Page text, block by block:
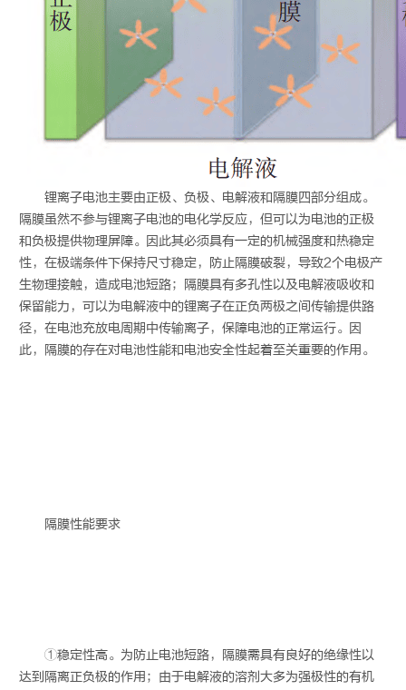
锂离子电池主要由正极、负极、电解液和隔膜四部分组成。
隔膜虽然不参与锂离子电池的电化学反应，但可以为电池的正极
和负极提供物理屏障。因此其必须具有一定的机械强度和热稳定
性，在极端条件下保持尺寸稳定，防止隔膜破裂，导致2个电极产
生物理接触，造成电池短路；隔膜具有多孔性以及电解液吸收和
保留能力，可以为电解液中的锂离子在正负两极之间传输提供路
径，在电池充放电周期中传输离子，保障电池的正常运行。因
此，隔膜的存在对电池性能和电池安全性起着至关重要的作用。
隔膜性能要求
①稳定性高。为防止电池短路，隔膜需具有良好的绝缘性以
达到隔离正负极的作用；由于电解液的溶剂大多为强极性的有机